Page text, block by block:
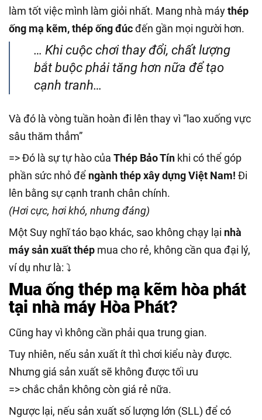
làm tốt việc mình làm giỏi nhất. Mang nhà máythép
ống mạ kẽm, thép ống đúcđến gần mọi người hơn.
… Khi cuộc chơi thay đổi, chất lượng
bắt buộc phải tăng hơn nữa để tạo
cạnh tranh…
Và đó là vòng tuần hoàn đi lên thay vì “lao xuống vực
sâu thăm thẳm”
=> Đó là sự tự hào của Thép Bảo Tín khi có thể góp
phần sức nhỏ để ngành thép xây dựng Việt Nam! Đi
lên bằng sự cạnh tranh chân chính.
(Hơi cực, hơi khó, nhưng đáng)
Một Suy nghĩ táo bạo khác, sao không chạy lại nhà
máy sản xuất thép mua cho rẻ, không cần qua đại lý,
ví dụ như là: ⤵️
Mua ống thép mạ kẽm hòa phát
tại nhà máy Hòa Phát?
Cũng hay vì không cần phải qua trung gian.
Tuy nhiên, nếu sản xuất ít thì chơi kiểu này được.
Nhưng giá sản xuất sẽ không được tối ưu
=> chắc chắn không còn giá rẻ nữa.
Ngược lại, nếu sản xuất số lượng lớn (SLL) để có